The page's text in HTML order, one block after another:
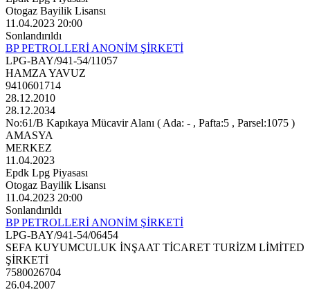
Otogaz Bayilik Lisansı
11.04.2023 20:00
Sonlandırıldı
BP PETROLLERİ ANONİM ŞİRKETİ
LPG-BAY/941-54/11057
HAMZA YAVUZ
9410601714
28.12.2010
28.12.2034
No:61/B Kapıkaya Mücavir Alanı ( Ada: - , Pafta:5 , Parsel:1075 )
AMASYA
MERKEZ
11.04.2023
Epdk Lpg Piyasası
Otogaz Bayilik Lisansı
11.04.2023 20:00
Sonlandırıldı
BP PETROLLERİ ANONİM ŞİRKETİ
LPG-BAY/941-54/06454
SEFA KUYUMCULUK İNŞAAT TİCARET TURİZM LİMİTED
ŞİRKETİ
7580026704
26.04.2007